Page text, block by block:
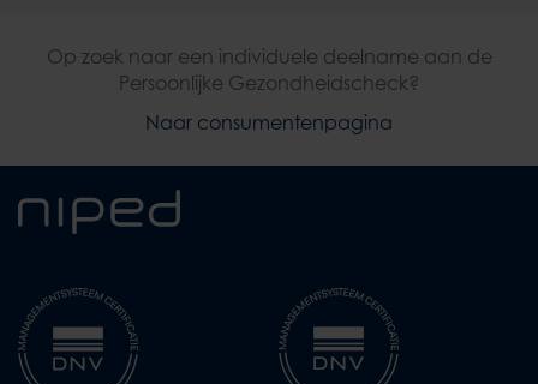
Op zoek naar een individuele deelname aan de
Persoonlijke Gezondheidscheck?
Naar consumentenpagina